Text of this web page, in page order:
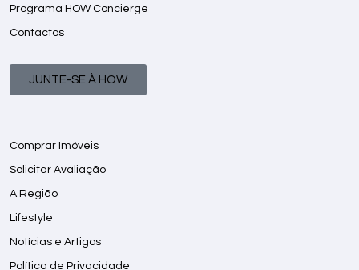
Programa HOW Concierge
Contactos
JUNTE-SE À HOW
Comprar Imóveis
Solicitar Avaliação
A Região
Lifestyle
Notícias e Artigos
Política de Privacidade